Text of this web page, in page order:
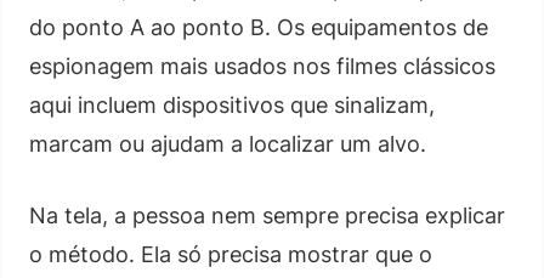
do ponto A ao ponto B. Os equipamentos de
espionagem mais usados nos filmes clássicos
aqui incluem dispositivos que sinalizam,
marcam ou ajudam a localizar um alvo.
Na tela, a pessoa nem sempre precisa explicar
o método. Ela só precisa mostrar que o